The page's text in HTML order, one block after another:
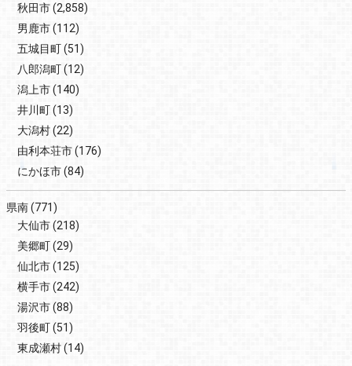
秋田市(2,858)
男鹿市(112)
五城目町(51)
八郎潟町(12)
潟上市(140)
井川町(13)
大潟村(22)
由利本荘市(176)
にかほ市(84)
県南(771)
大仙市(218)
美郷町(29)
仙北市(125)
横手市(242)
湯沢市(88)
羽後町(51)
東成瀬村(14)